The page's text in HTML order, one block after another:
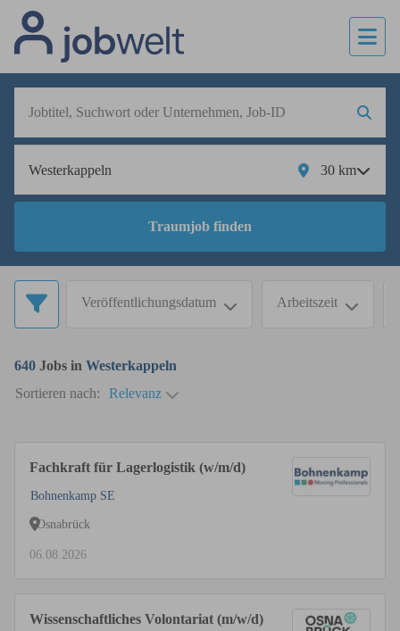
30 km
Traumjob finden
Veröffentlichungsdatum Arbeitszeit
640 Jobs in Westerkappeln
Sortieren nach:
Relevanz
Fachkraft für Lagerlogistik (w/m/d)
Bohnenkamp SE
Osnabrück
06.08.2026
Wissenschaftliches Volontariat (m/w/d)